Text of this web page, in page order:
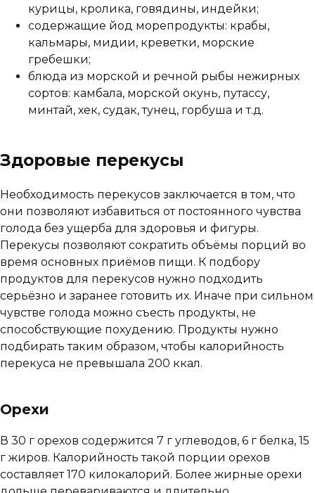
курицы, кролика, говядины, индейки;
содержащие йод морепродукты: крабы,
кальмары, мидии, креветки, морские
гребешки;
блюда из морской и речной рыбы нежирных
сортов: камбала, морской окунь, путассу,
минтай, хек, судак, тунец, горбуша и т.д.
Здоровые перекусы
Необходимость перекусов заключается в том, что
они позволяют избавиться от постоянного чувства
голода без ущерба для здоровья и фигуры.
Перекусы позволяют сократить объёмы порций во
время основных приёмов пищи. К подбору
продуктов для перекусов нужно подходить
серьёзно и заранее готовить их. Иначе при сильном
чувстве голода можно съесть продукты, не
способствующие похудению. Продукты нужно
подбирать таким образом, чтобы калорийность
перекуса не превышала 200 ккал.
Орехи
В 30 г орехов содержится 7 г углеводов, 6 г белка, 15
г жиров. Калорийность такой порции орехов
составляет 170 килокалорий. Более жирные орехи